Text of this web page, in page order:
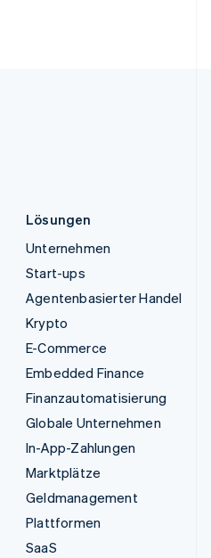
Lösungen
Unternehmen
Start-ups
Agentenbasierter Handel
Krypto
E-Commerce
Embedded Finance
Finanzautomatisierung
Globale Unternehmen
In-App-Zahlungen
Marktplätze
Geldmanagement
Plattformen
SaaS